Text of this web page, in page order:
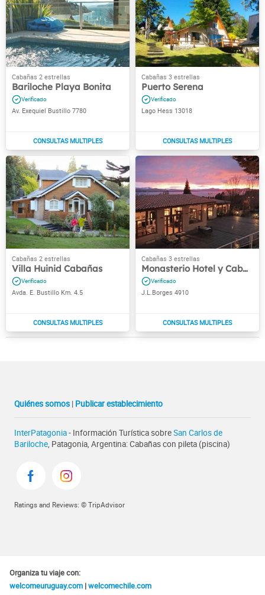
Bariloche Playa Bonita
Av. Exequiel Bustillo 7780
Puerto Serena
Lago Hess 13018
Villa Huinid Cabañas
Avda. E. Bustillo Km. 4.5
Monasterio Hotel y Cabañas
J.L.Borges 4910
Quiénes somos | Publicar establecimiento
InterPatagonia- Información Turística sobreSan Carlos de
Bariloche, Patagonia, Argentina: Cabañas con pileta (piscina)
Ratings and Reviews: © TripAdvisor
Organiza tu viaje con:
welcomeuruguay.com |welcomechile.com